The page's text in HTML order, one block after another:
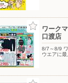
〒143-0015 大田区大
ワーク
口渡店
8/7～8/9
ウエアに最